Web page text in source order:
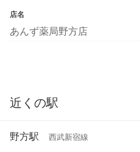
店名
あんず薬局野方店
近くの駅
野方駅 西武新宿線